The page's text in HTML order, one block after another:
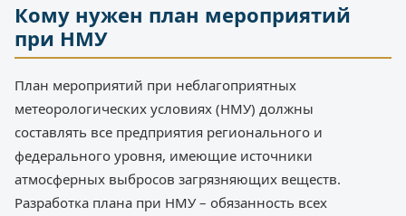
Кому нужен план мероприятий
при НМУ
План мероприятий при неблагоприятных
метеорологических условиях (НМУ) должны
составлять все предприятия регионального и
федерального уровня, имеющие источники
атмосферных выбросов загрязняющих веществ.
Разработка плана при НМУ – обязанность всех